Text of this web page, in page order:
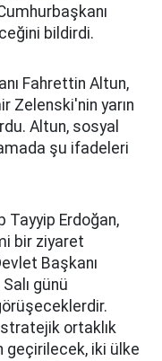
bildirdi.
Fahrettin Altun,
Zelenski'nin yarın
Altun, sosyal
şu ifadeleri
Tayyip Erdoğan,
bir ziyaret
Başkanı
günü
ortaklık
geçirilecek, iki ülke